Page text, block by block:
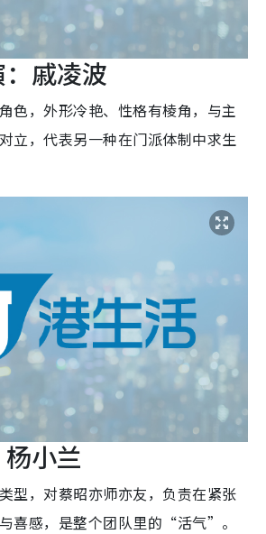
戚凌波
色，外形冷艳、性格有棱角，与主
立，代表另一种在门派体制中求生
小兰
型，对蔡昭亦师亦友，负责在紧张
喜感，是整个团队里的“活气”。